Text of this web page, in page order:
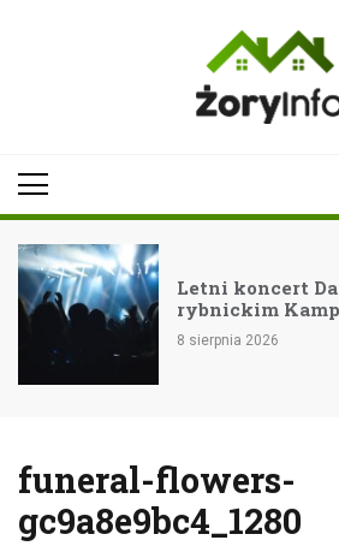
Letni koncert
rybnickim
8 sierpnia 2026
funeral-flowers-
gc9a8e9bc4_1280